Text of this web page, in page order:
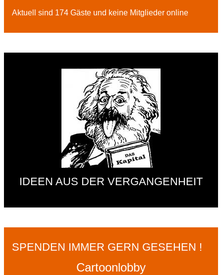
Aktuell sind 174 Gäste und keine Mitglieder online
IDEEN AUS DER VERGANGENHEIT
SPENDEN IMMER GERN GESEHEN !
Cartoonlobby